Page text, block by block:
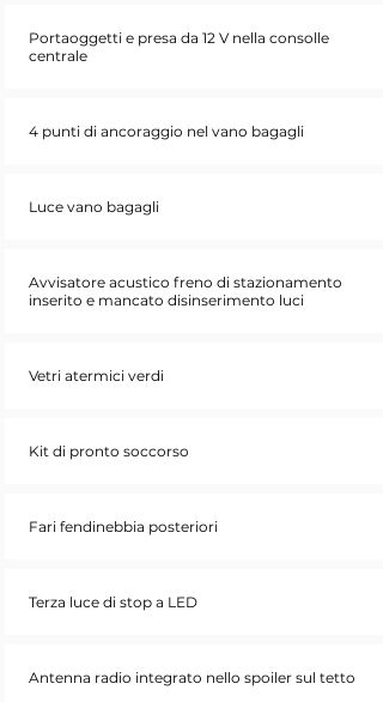
Portaoggetti e presa da 12 V nella consolle
centrale
4 punti di ancoraggio nel vano bagagli
Luce vano bagagli
Avvisatore acustico freno di stazionamento
inserito e mancato disinserimento luci
Vetri atermici verdi
Kit di pronto soccorso
Fari fendinebbia posteriori
Terza luce di stop a LED
Antenna radio integrato nello spoiler sul tetto